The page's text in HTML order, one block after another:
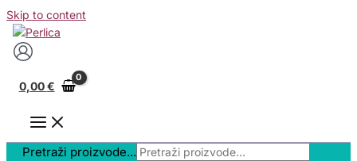
Skip to content
0,00€
Pretraži proizvode...